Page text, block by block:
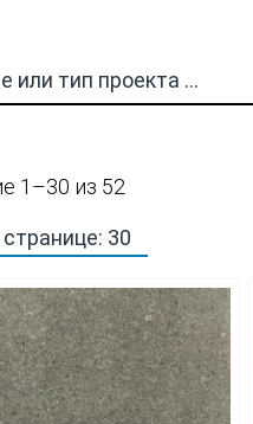
1–30 из 52
популярности